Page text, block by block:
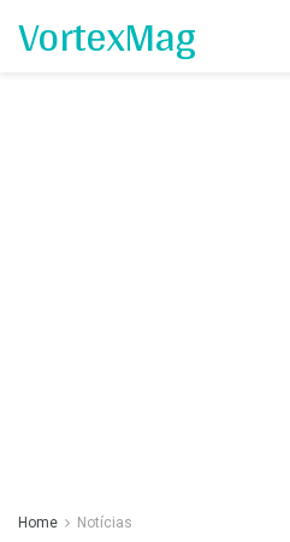
VortexMag
Home Notícias